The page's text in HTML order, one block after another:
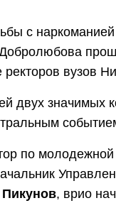
с
вузов
двух значимых
по
, врио